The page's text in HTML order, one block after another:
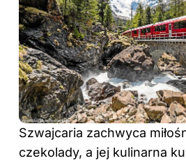
Szwajcaria zachwyca
czekolady, a jej kulinarna